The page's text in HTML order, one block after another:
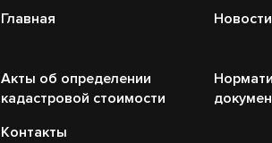
Главная Новости
Акты об определении
кадастровой стоимости
Контакты